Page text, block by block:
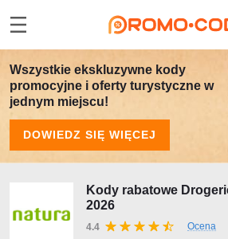
Wszystkie ekskluzywne kody
promocyjne i oferty turystyczne w
jednym miejscu!
DOWIEDZ SIĘ WIĘCEJ
Kody rabatowe
2026
4.4
Ocena